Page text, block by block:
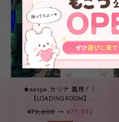
★aespa カリナ 着用！！
【LOADINGROOM】
STRANGE DENIM PANTS
¥73,600 →¥71,392